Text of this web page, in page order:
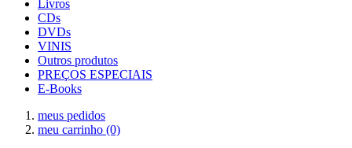
Livros
CDs
DVDs
VINIS
Outros produtos
PREÇOS ESPECIAIS
E-Books
meus pedidos
meu carrinho (0)